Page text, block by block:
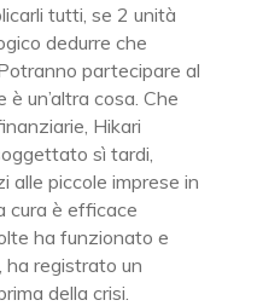
tutti, se 2 unità
dedurre che
partecipare al
un’altra cosa. Che
Hikari
sì tardi,
alle piccole imprese in
cura è efficace
ha funzionato e
registrato un
della crisi.